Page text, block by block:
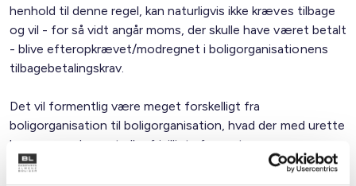
henhold til denne regel, kan naturligvis ikke kræves tilbage
og vil - for så vidt angår moms, der skulle have været betalt
- blive efteropkrævet/modregnet i boligorganisationens
tilbagebetalingskrav.
Det vil formentlig være meget forskelligt fra
boligorganisation til boligorganisation, hvad der med urette
kan være opkrævet eller frivilligt afregnet moms, og
mulighederne for tilbagesøgning kan kræve en mere
individuel vurdering.